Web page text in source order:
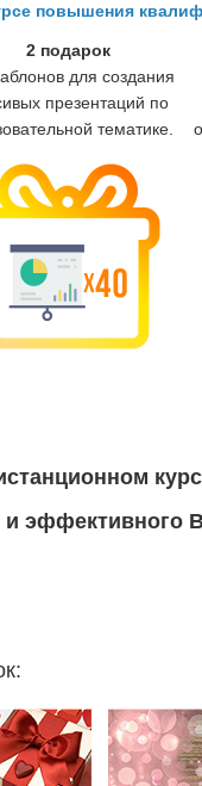
повышения
2 подарок
для создания
презентаций по
тематике.
и эффективного